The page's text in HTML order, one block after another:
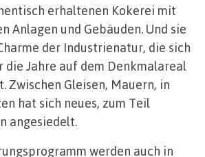
erhaltenen Kokerei mit
Anlagen und Gebäuden. Und sie
der Industrienatur, die sich
Jahre auf dem Denkmalareal
Zwischen Gleisen, Mauern, in
hat sich neues, zum Teil
angesiedelt.
werden auch in